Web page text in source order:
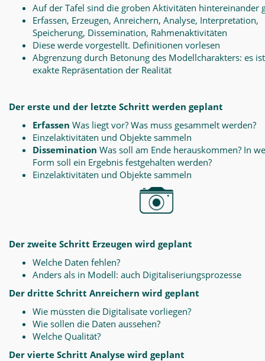
Auf der Tafel sind die groben Aktivitäten hintereinander
Erfassen, Erzeugen, Anreichern, Analyse, Interpretation,
Speicherung, Dissemination, Rahmenaktivitäten
Diese werde vorgestellt. Definitionen vorlesen
Abgrenzung durch Betonung des Modellcharakters: es
exakte Repräsentation der Realität
Der erste und der letzte Schritt werden geplant
Erfassen Was liegt vor? Was muss gesammelt werden?
Einzelaktivitäten und Objekte sammeln
Dissemination Was soll am Ende herauskommen? In
Form soll ein Ergebnis festgehalten werden?
Einzelaktivitäten und Objekte sammeln
Der zweite Schritt Erzeugen wird geplant
Welche Daten fehlen?
Anders als in Modell: auch Digitaliseriungsprozesse
Der dritte Schritt Anreichern wird geplant
Wie müssten die Digitalisate vorliegen?
Wie sollen die Daten aussehen?
Welche Qualität?
Der vierte Schritt Analyse wird geplant